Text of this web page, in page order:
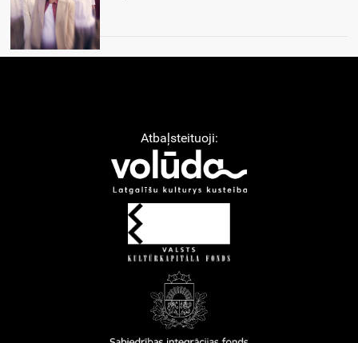
Atbaļsteituoji: